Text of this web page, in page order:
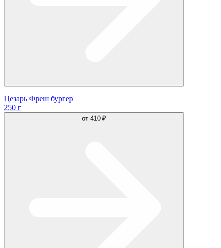
Цезарь Фреш бургер
250 г
от 410 ₽